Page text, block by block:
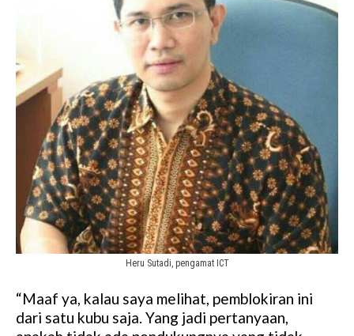
Heru Sutadi, pengamat ICT
“Maaf ya, kalau saya melihat, pemblokiran ini
dari satu kubu saja. Yang jadi pertanyaan,